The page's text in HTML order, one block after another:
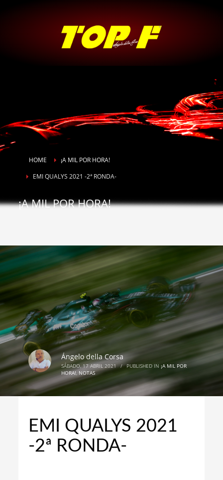
HOME
¡A MIL POR HORA!
EMI QUALYS 2021 -2ª RONDA-
¡A MIL POR HORA!
Ángelo della Corsa
SÁBADO, 17 ABRIL 2021 / PUBLISHED IN¡A MIL POR
HORA!, NOTAS
EMI QUALYS 2021
-2ª RONDA-